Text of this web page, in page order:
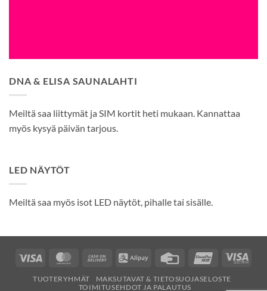
DNA & ELISA SAUNALAHTI
Meiltä saa liittymät ja SIM kortit heti mukaan. Kannattaa
myös kysyä päivän tarjous.
LED NÄYTÖT
Meiltä saa myös isot LED näytöt, pihalle tai sisälle.
Visa MasterCardCash
Delivery
Alipay
Credit
UnionPayVisa
TUOTERYHMÄT
MAKSUTAVAT & TIETOSUOJASELOSTE
TOIMITUSEHDOT JA PALAUTUS